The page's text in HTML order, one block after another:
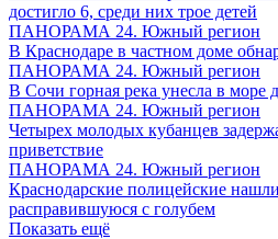
достигло 6, среди них трое детей
ПАНОРАМА 24. Южный регион
В Краснодаре в частном доме
ПАНОРАМА 24. Южный регион
В Сочи горная река унесла в море
ПАНОРАМА 24. Южный регион
Четырех молодых кубанцев
приветствие
ПАНОРАМА 24. Южный регион
Краснодарские полицейские
расправившуюся с голубем
Показать ещё